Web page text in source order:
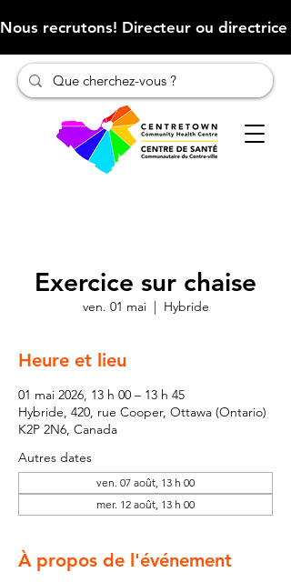
Nous recrutons! Directeur ou
Exercice sur chaise
ven. 01 mai
  |
Hybride
Heure et lieu
01 mai 2026, 13 h 00 – 13 h 45
Hybride, 420, rue Cooper, Ottawa (Ontario)
K2P 2N6, Canada
Autres dates
ven. 07 août, 13 h 00
mer. 12 août, 13 h 00
À propos de l'événement